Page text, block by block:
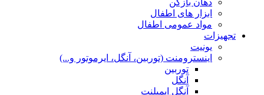
ابزار های اطفال
مواد عمومی اطفال
تجهیزات
یونیت
اینسترومنت (توربین، آنگل، ایرموتور و...)
توربین
آنگل
آنگل ایمپلنت